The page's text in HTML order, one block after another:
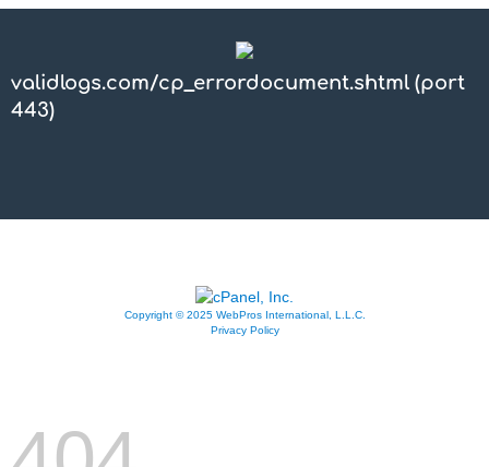
validlogs.com/cp_errordocument.shtml (port
443)
Copyright © 2025 WebPros International, L.L.C.
Privacy Policy